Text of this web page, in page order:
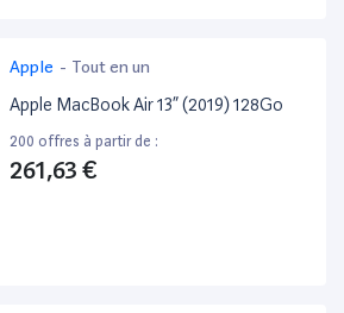
Apple - Tout en un
Apple MacBook Air 13” (2019) 128Go
200 offres à partir de :
261,63 €